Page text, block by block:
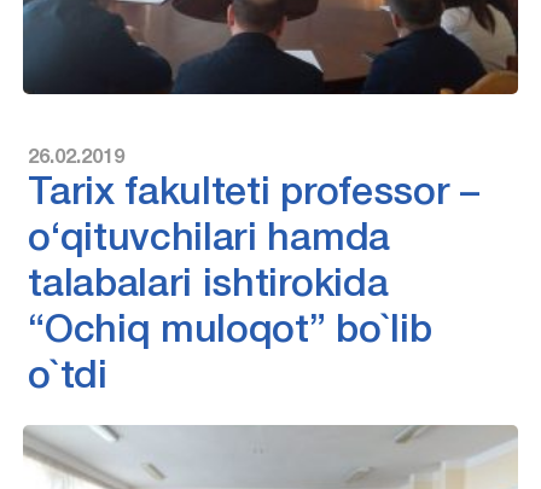
26.02.2019
Tarix fakulteti professor –
o‘qituvchilari hamda
talabalari ishtirokida
“Ochiq muloqot” bo`lib
o`tdi